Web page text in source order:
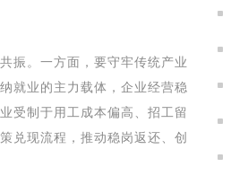
振。一方面，要守牢传统产业
就业的主力载体，企业经营稳
受制于用工成本偏高、招工留
兑现流程，推动稳岗返还、创